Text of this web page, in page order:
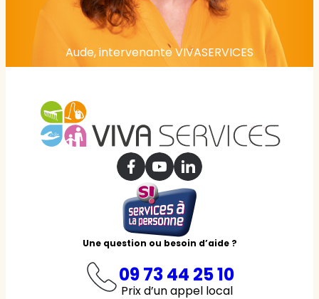
Aude, intervenante VIVASERVICES
Une question ou besoin d’aide ?
09 73 44 25 10
Prix d’un appel local